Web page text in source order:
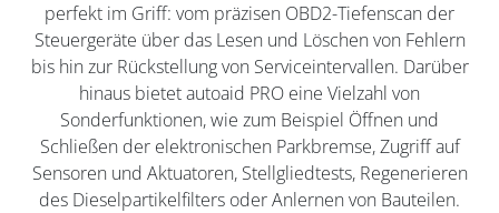
perfekt im Griff: vom präzisen OBD2-Tiefenscan der
Steuergeräte über das Lesen und Löschen von Fehlern
bis hin zur Rückstellung von Serviceintervallen. Darüber
hinaus bietet autoaid PRO eine Vielzahl von
Sonderfunktionen, wie zum Beispiel Öffnen und
Schließen der elektronischen Parkbremse, Zugriff auf
Sensoren und Aktuatoren, Stellgliedtests, Regenerieren
des Dieselpartikelfilters oder Anlernen von Bauteilen.